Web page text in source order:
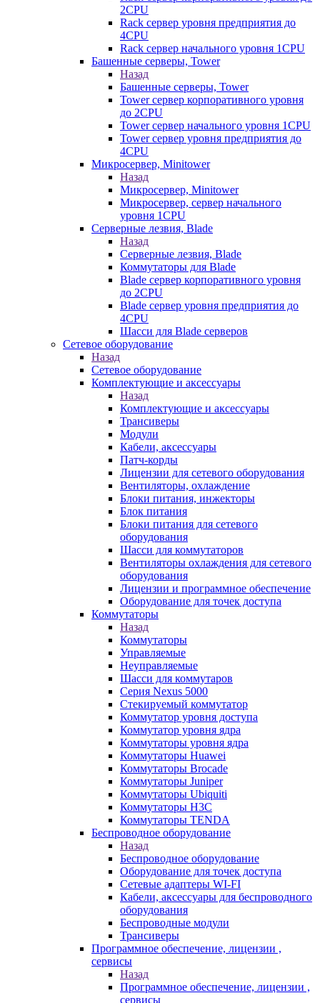
2CPU
Rack сервер уровня предприятия до
4CPU
Rack сервер начального уровня 1CPU
Башенные серверы, Tower
Назад
Башенные серверы, Tower
Tower сервер корпоративного уровня
до 2CPU
Tower сервер начального уровня 1CPU
Tower сервер уровня предприятия до
4CPU
Микросервер, Minitower
Назад
Микросервер, Minitower
Микросервер, сервер начального
уровня 1CPU
Серверные лезвия, Blade
Назад
Серверные лезвия, Blade
Коммутаторы для Blade
Blade сервер корпоративного уровня
до 2CPU
Blade сервер уровня предприятия до
4CPU
Шасси для Blade серверов
Сетевое оборудование
Назад
Сетевое оборудование
Комплектующие и аксессуары
Назад
Комплектующие и аксессуары
Трансиверы
Модули
Кабели, аксессуары
Патч-корды
Лицензии для сетевого оборудования
Вентиляторы, охлаждение
Блоки питания, инжекторы
Блок питания
Блоки питания для сетевого
оборудования
Шасси для коммутаторов
Вентиляторы охлаждения для сетевого
оборудования
Лицензии и программное обеспечение
Оборудование для точек доступа
Коммутаторы
Назад
Коммутаторы
Управляемые
Неуправляемые
Шасси для коммутаров
Серия Nexus 5000
Стекируемый коммутатор
Коммутатор уровня доступа
Коммутатор уровня ядра
Коммутаторы уровня ядра
Коммутаторы Huawei
Коммутаторы Brocade
Коммутаторы Juniper
Коммутаторы Ubiquiti
Коммутаторы H3C
Коммутаторы TENDA
Беспроводное оборудование
Назад
Беспроводное оборудование
Оборудование для точек доступа
Сетевые адаптеры WI-FI
Кабели, аксессуары для беспроводного
оборудования
Беспроводные модули
Трансиверы
Программное обеспечение, лицензии ,
сервисы
Назад
Программное обеспечение, лицензии ,
сервисы